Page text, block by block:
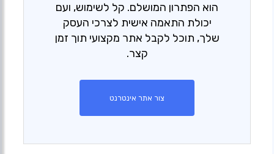
הוא הפתרון המושלם. קל לשימוש, ועם
יכולת התאמה אישית לצרכי העסק
שלך, תוכל לקבל אתר מקצועי תוך זמן
קצר.
צור אתר אינטרנט